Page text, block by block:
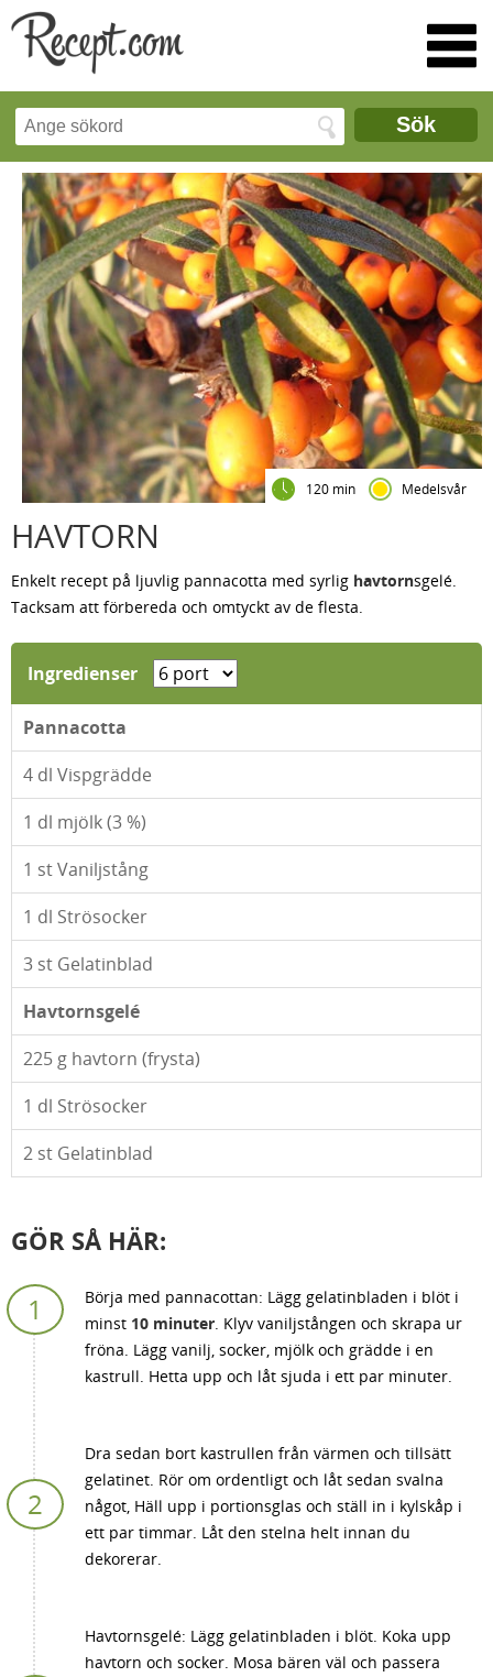
Sök
120 min Medelsvår
HAVTORN
Enkelt recept på ljuvlig pannacotta med syrlig havtornsgelé.
Tacksam att förbereda och omtyckt av de flesta.
Ingredienser
Pannacotta
4 dl Vispgrädde
1 dl mjölk (3 %)
1 st Vaniljstång
1 dl Strösocker
3 st Gelatinblad
Havtornsgelé
225 g havtorn (frysta)
1 dl Strösocker
2 st Gelatinblad
GÖR SÅ HÄR:
Börja med pannacottan: Lägg gelatinbladen i blöt i
minst 10 minuter. Klyv vaniljstången och skrapa ur
fröna. Lägg vanilj, socker, mjölk och grädde i en
kastrull. Hetta upp och låt sjuda i ett par minuter.
Dra sedan bort kastrullen från värmen och tillsätt
gelatinet. Rör om ordentligt och låt sedan svalna
något, Häll upp i portionsglas och ställ in i kylskåp i
ett par timmar. Låt den stelna helt innan du
dekorerar.
Havtornsgelé: Lägg gelatinbladen i blöt. Koka upp
havtorn och socker. Mosa bären väl och passera